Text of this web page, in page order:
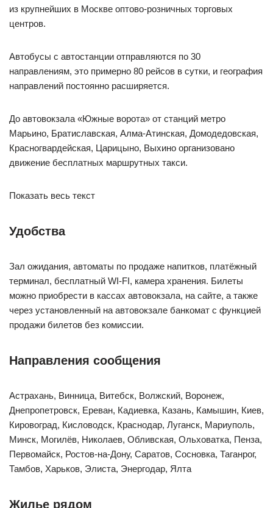
из крупнейших в Москве оптово-розничных торговых
центров.
Автобусы с автостанции отправляются по 30
направлениям, это примерно 80 рейсов в сутки, и география
направлений постоянно расширяется.
До автовокзала «Южные ворота» от станций метро
Марьино, Братиславская, Алма-Атинская, Домодедовская,
Красногвардейская, Царицыно, Выхино организовано
движение бесплатных маршрутных такси.
Показать весь текст
Удобства
Зал ожидания, автоматы по продаже напитков, платёжный
терминал, бесплатный WI-FI, камера хранения. Билеты
можно приобрести в кассах автовокзала, на сайте, а также
через установленный на автовокзале банкомат с функцией
продажи билетов без комиссии.
Направления сообщения
Астрахань, Винница, Витебск, Волжский, Воронеж,
Днепропетровск, Ереван, Кадиевка, Казань, Камышин, Киев,
Кировоград, Кисловодск, Краснодар, Луганск, Мариуполь,
Минск, Могилёв, Николаев, Обливская, Ольховатка, Пенза,
Первомайск, Ростов-на-Дону, Саратов, Сосновка, Таганрог,
Тамбов, Харьков, Элиста, Энергодар, Ялта
Жилье рядом